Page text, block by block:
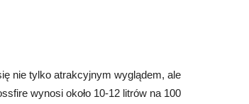
nie tylko atrakcyjnym wyglądem, ale
wynosi około 10-12 litrów na 100